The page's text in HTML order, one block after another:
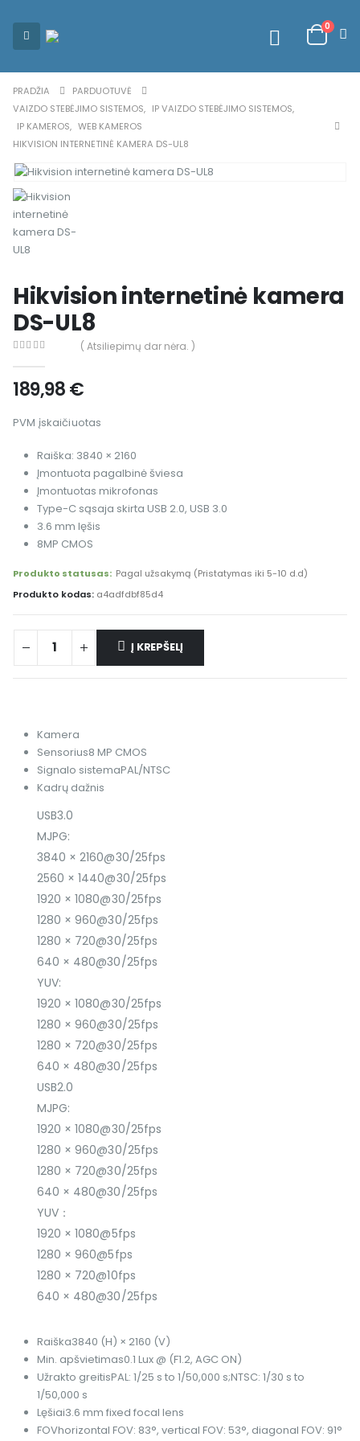
0
PRADŽIA
PARDUOTUVĖ
VAIZDO STEBĖJIMO SISTEMOS, IP VAIZDO STEBĖJIMO SISTEMOS,
IP KAMEROS, WEB KAMEROS
HIKVISION INTERNETINĖ KAMERA DS-UL8
Hikvision internetinė kamera
DS-UL8
( Atsiliepimų dar nėra. )
189,98€
PVM įskaičiuotas
Raiška: 3840 × 2160
Įmontuota pagalbinė šviesa
Įmontuotas mikrofonas
Type-C sąsaja skirta USB 2.0, USB 3.0
3.6 mm lęšis
8MP CMOS
Produkto statusas: Pagal užsakymą (Pristatymas iki 5-10 d.d)
Produkto kodas: a4adfdbf85d4
Į KREPŠELĮ
Kamera
Sensorius8 MP CMOS
Signalo sistemaPAL/NTSC
Kadrų dažnis
USB3.0
MJPG:
3840 × 2160@30/25fps
2560 × 1440@30/25fps
1920 × 1080@30/25fps
1280 × 960@30/25fps
1280 × 720@30/25fps
640 × 480@30/25fps
YUV:
1920 × 1080@30/25fps
1280 × 960@30/25fps
1280 × 720@30/25fps
640 × 480@30/25fps
USB2.0
MJPG:
1920 × 1080@30/25fps
1280 × 960@30/25fps
1280 × 720@30/25fps
640 × 480@30/25fps
YUV：
1920 × 1080@5fps
1280 × 960@5fps
1280 × 720@10fps
640 × 480@30/25fps
Raiška3840 (H) × 2160 (V)
Min. apšvietimas0.1 Lux @ (F1.2, AGC ON)
Užrakto greitisPAL: 1/25 s to 1/50,000 s;NTSC: 1/30 s to
1/50,000 s
Lęšiai3.6 mm fixed focal lens
FOVhorizontal FOV: 83°, vertical FOV: 53°, diagonal FOV: 91°